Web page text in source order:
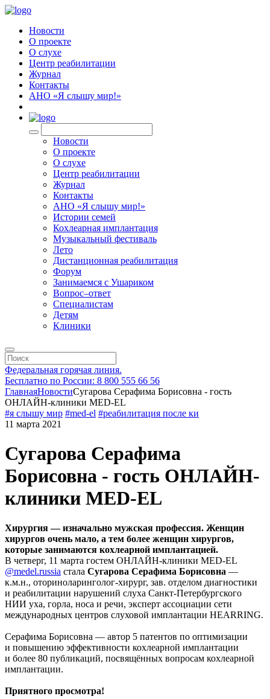
Новости
О проекте
О слухе
Центр реабилитации
Журнал
Контакты
АНО «Я слышу мир!»
Новости
О проекте
О слухе
Центр реабилитации
Журнал
Контакты
АНО «Я слышу мир!»
Истории семей
Кохлеарная имплантация
Музыкальный фестиваль
Лето
Дистанционная реабилитация
Форум
Занимаемся с Ушариком
Вопрос–ответ
Специалистам
Детям
Клиники
Федеральная горячая линия.
Бесплатно по России: 8 800 555 66 56
ГлавнаяНовостиСугарова Серафима Борисовна - гость
ОНЛАЙН-клиники MED-EL
#я слышу мир #med-el #реабилитация после ки
11 марта 2021
Сугарова Серафима
Борисовна - гость ОНЛАЙН-
клиники MED-EL
Хирургия — изначально мужская профессия. Женщин
хирургов очень мало, а тем более женщин хирургов,
которые занимаются кохлеарной имплантацией.
В четверг, 11 марта гостем ОНЛАЙН-клиники MED-EL
@medel.russia стала Сугарова Серафима Борисовна —
к.м.н., оториноларинголог-хирург, зав. отделом диагностики
и реабилитации нарушений слуха Санкт-Петербургского
НИИ уха, горла, носа и речи, эксперт ассоциации сети
международных центров слуховой имплантации HEARRING.
Серафима Борисовна — автор 5 патентов по оптимизации
и повышению эффективности кохлеарной имплантации
и более 80 публикаций, посвящённых вопросам кохлеарной
имплантации.
Приятного просмотра!